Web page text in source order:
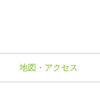
地図・アクセス